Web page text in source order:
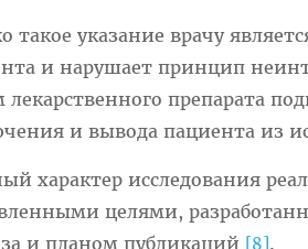
такое указание врачу
и нарушает принцип
препарата
и вывода пациента из
характер исследования
целями,
и планом публикаций
[8] .